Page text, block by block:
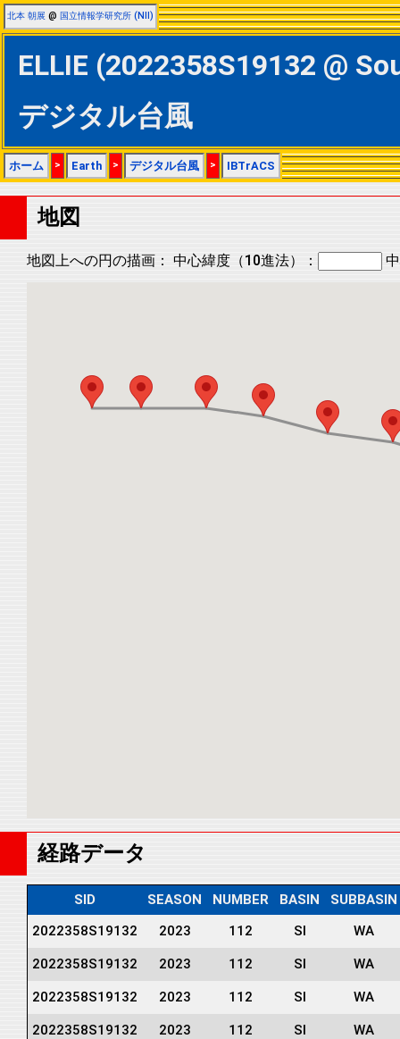
北本 朝展 @ 国立情報学研究所 (NII)
ELLIE (2022358S19132 @
デジタル台風
ホーム > Earth > デジタル台風 > IBTrACS
地図
地図上への円の描画： 中心緯度（10進法）：
経路データ
SID SEASON NUMBER BASIN
SUBBASIN
2022358S19132
2023 112 SI WA
2022358S19132 2023 112 SI WA
2022358S19132 2023 112 SI WA
2022358S19132 2023 112 SI WA